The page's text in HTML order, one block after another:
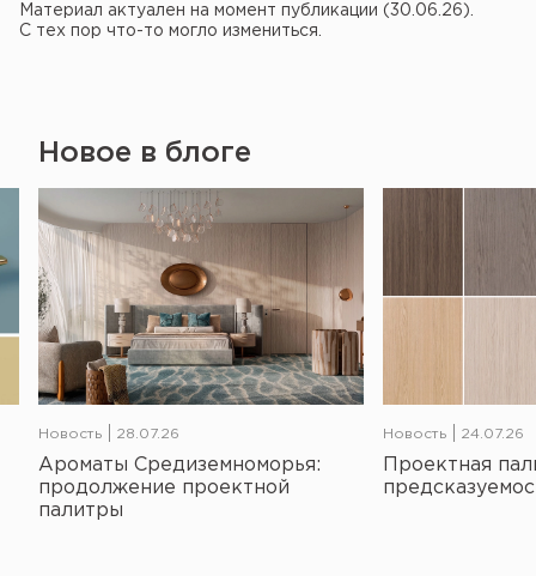
Материал актуален на момент публикации (30.06.26).
С тех пор что-то могло измениться.
Новое в блоге
Новость 28.07.26
Ароматы Средиземноморья:
продолжение проектной
палитры
Новость 24.07.26
Проектная